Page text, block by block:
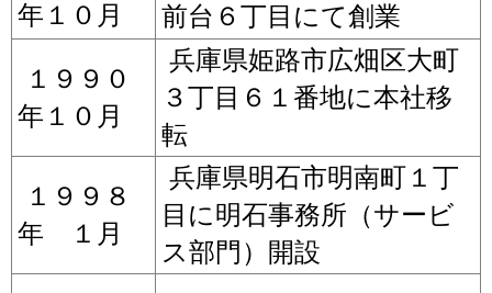
年１０月
前台６丁目にて創業
１９９０
年１０月
兵庫県姫路市広畑区大町
３丁目６１番地に本社移
転
１９９８
年 １月
兵庫県明石市明南町１丁
目に明石事務所（サービ
ス部門）開設